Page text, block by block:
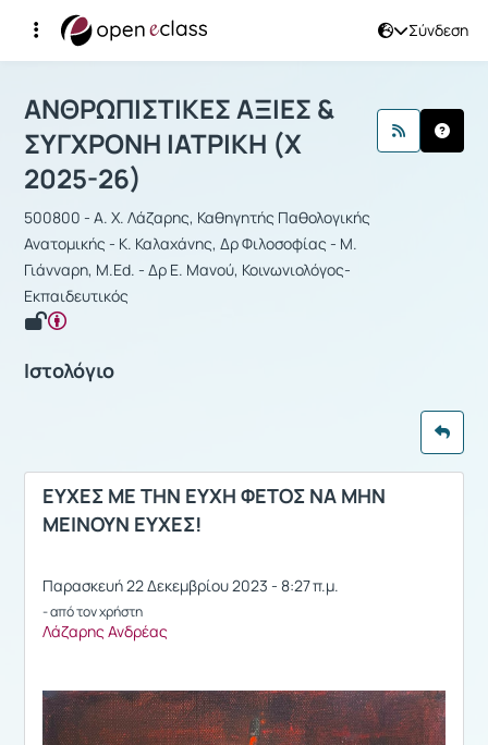
Σύνδεση
Μάθημα : ΑΝΘΡΩΠΙΣΤΙΚΕΣ ΑΞΙΕΣ &
ΑΝΘΡΩΠΙΣΤΙΚΕΣ ΑΞΙΕΣ &
ΣΥΓΧΡΟΝΗ ΙΑΤΡΙΚΗ (Χ
2025-26)
500800 - Α. Χ. Λάζαρης, Καθηγητής Παθολογικής
Ανατομικής - Κ. Καλαχάνης, Δρ Φιλοσοφίας - Μ.
Γιάνναρη, M.Ed. - Δρ Ε. Μανού, Κοινωνιολόγος-
Εκπαιδευτικός
Ιστολόγιο
ΕΥΧΕΣ ΜΕ ΤΗΝ ΕΥΧΗ ΦΕΤΟΣ ΝΑ ΜΗΝ
ΜΕΙΝΟΥΝ ΕΥΧΕΣ!
Παρασκευή 22 Δεκεμβρίου 2023 - 8:27 π.μ.
- από τον χρήστη
Λάζαρης Ανδρέας